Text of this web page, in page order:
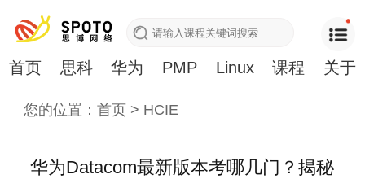
首页 思科 华为 PMP Linux 课程 关于
您的位置：首页 > HCIE
华为Datacom最新版本考哪几门？揭秘